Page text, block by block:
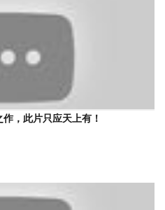
，此片只应天上有！